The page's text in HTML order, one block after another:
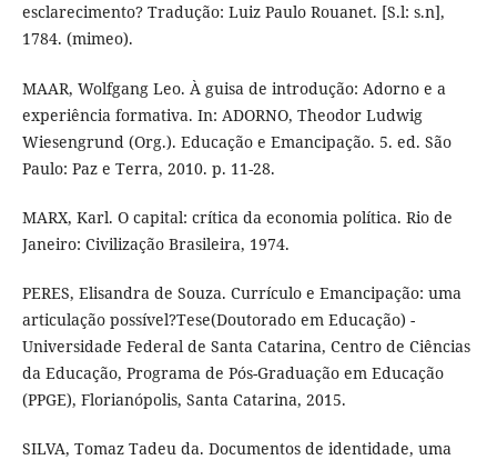
esclarecimento? Tradução: Luiz Paulo Rouanet. [S.l: s.n],
1784. (mimeo).
MAAR, Wolfgang Leo. À guisa de introdução: Adorno e a
experiência formativa. In: ADORNO, Theodor Ludwig
Wiesengrund (Org.). Educação e Emancipação. 5. ed. São
Paulo: Paz e Terra, 2010. p. 11-28.
MARX, Karl. O capital: crítica da economia política. Rio de
Janeiro: Civilização Brasileira, 1974.
PERES, Elisandra de Souza. Currículo e Emancipação: uma
articulação possível?Tese(Doutorado em Educação) -
Universidade Federal de Santa Catarina, Centro de Ciências
da Educação, Programa de Pós-Graduação em Educação
(PPGE), Florianópolis, Santa Catarina, 2015.
SILVA, Tomaz Tadeu da. Documentos de identidade, uma